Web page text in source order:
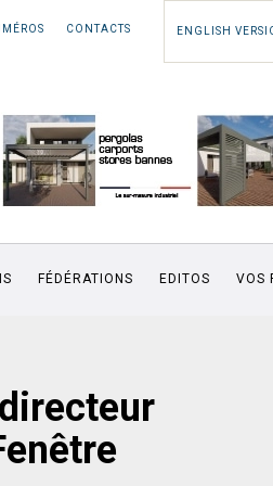
CONTACTS ENGLISH
FÉDÉRATIONS EDITOS VOS